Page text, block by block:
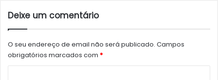
Deixe um comentário
O seu endereço de email não será publicado. Campos
obrigatórios marcados com *